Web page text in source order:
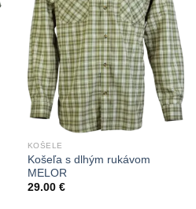
KOŠELE
Košeľa s dlhým rukávom
MELOR
29.00 €